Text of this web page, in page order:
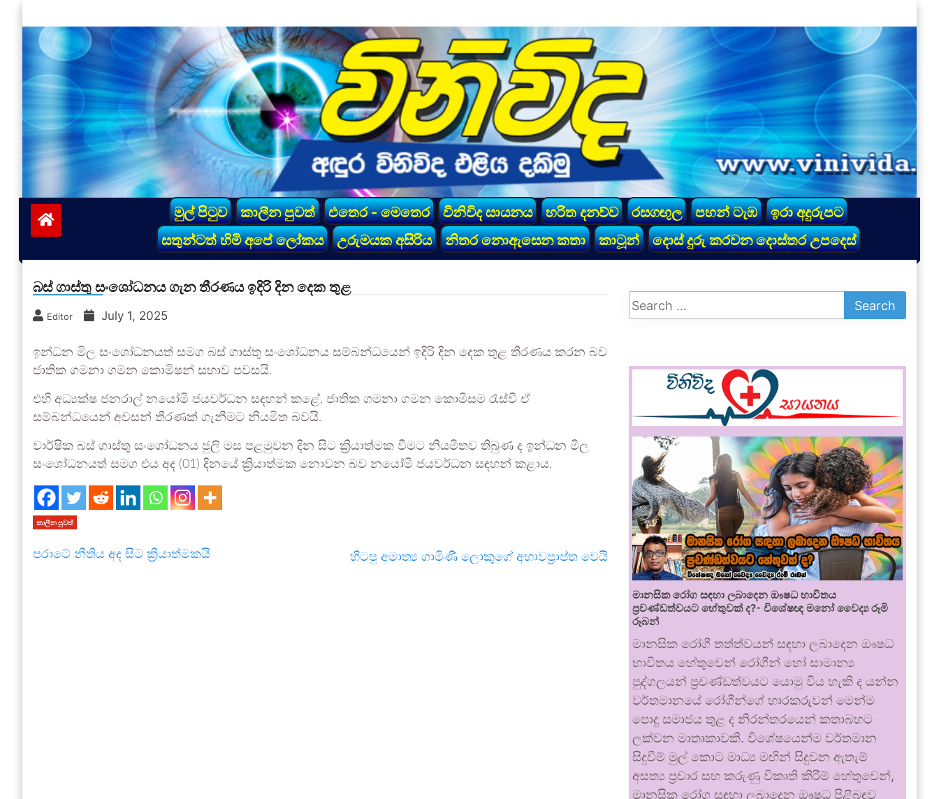
to
content
vinivida.lk
මුල් පිටුව කාලීන පුවත් එතෙර - මෙතෙර විනිවිද සායනය හරිත දනව්ව රසගඟුල පහන් ටැඹ
ඉරා අදුරුපට
සතුන්ටත් හිමි අපේ ලෝකය
උරුමයක අසිරිය නිතර නොඇසෙන කතා කාටූන් දොස් දුරු කරවන දොස්තර උපදෙස්
බස් ගාස්තු සංශෝධනය ගැන තීරණය ඉදිරි දින දෙක තුළ
Editor July 1, 2025
ඉන්ධන මිල සංශෝධනයත් සමග බස් ගාස්තු සංශෝධනය සම්බන්ධයෙන් ඉදිරි දින දෙක තුළ තීරණය කරන බව
ජාතික ගමනා ගමන කොමිෂන් සභාව පවසයි.
එහි අධ්‍යක්ෂ ජනරාල් නයෝමි ජයවර්ධන සඳහන් කළේ, ජාතික ගමනා ගමන කොමිසම රැස්වී ඒ
සම්බන්ධයෙන් අවසන් තීරණක් ගැනීමට නියමිත බවයි.
වාර්ෂික බස් ගාස්තු සංශෝධනය ජුලි මස පළමුවන දින සිට ක්‍රියාත්මක වීමට නියමිතව තිබුණ ද ඉන්ධන මිල
සංශෝධනයත් සමග එය අද (01) දිනයේ ක්‍රියාත්මක නොවන බව නයෝමි ජයවර්ධන සඳහන් කළාය.
කාලීන පුවත්
පරාටේ නීතිය අද සිට ක්‍රියාත්මකයි හිටපු අමාත්‍ය ගාමිණී ලොකුගේ අභාවප්‍රාප්ත වෙයි
මානසික රෝග සඳහා ලබාදෙන ඖෂධ භාවිතය
ප්‍රචණ්ඩත්වයට හේතුවක් ද?- විශේෂඥ මනෝ වෛද්‍ය රූමි
රූබන්
මානසික රෝගී තත්ත්වයන් සඳහා ලබාදෙන ඖෂධ
භාවිතය හේතුවෙන් රෝගීන් හෝ සාමාන්‍ය
පුද්ගලයන් ප්‍රචණ්ඩත්වයට යොමු විය හැකි ද යන්න
වර්තමානයේ රෝගීන්ගේ භාරකරුවන් මෙන්ම
පොදු සමාජය තුළ ද නිරන්තරයෙන් කතාබහට
ලක්වන මාතෘකාවකි. විශේෂයෙන්ම වර්තමාන
සිදුවීම් මුල් කොට මාධ්‍ය මඟින් සිදුවන ඇතැම්
අසත්‍ය ප්‍රචාර සහ කරුණු විකෘති කිරීම් හේතුවෙන්,
මානසික රෝග සඳහා ලබාදෙන ඖෂධ පිළිබඳව